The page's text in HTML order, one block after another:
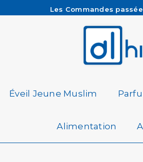
Les Commandes
Besoin d'aide ?
Livraison offerte à
Éveil Jeune Muslim
Alimentation